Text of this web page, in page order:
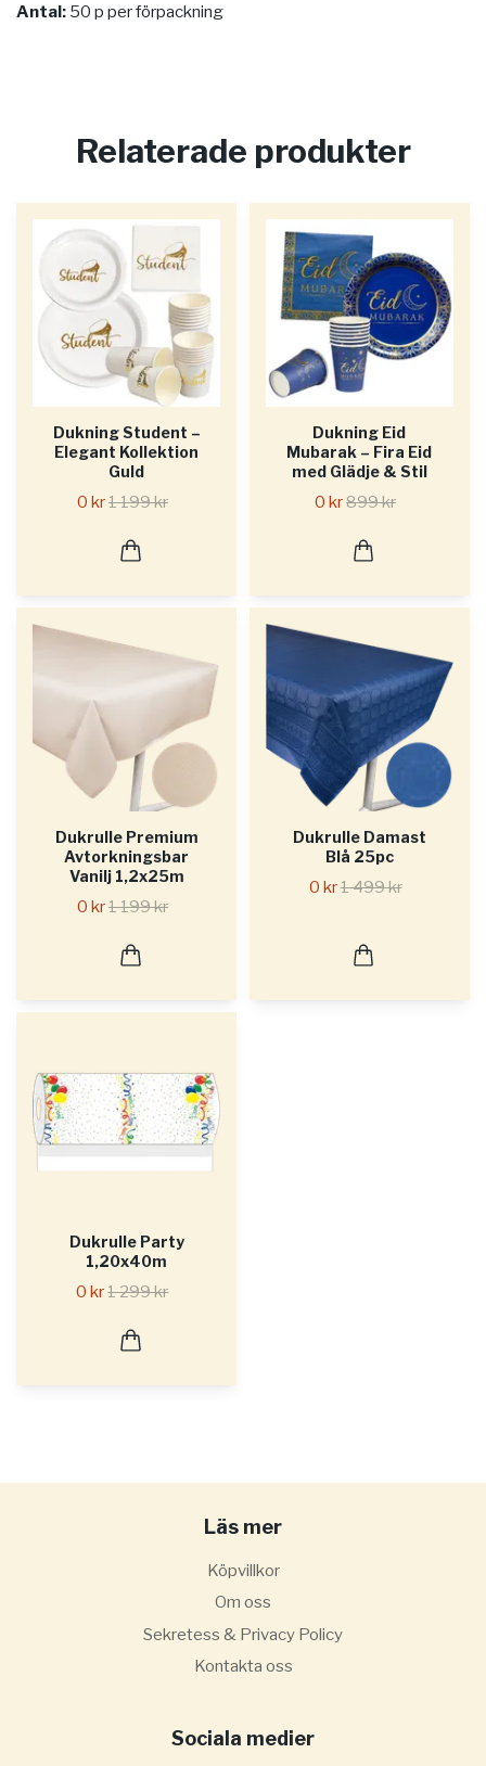
Antal: 50 p per förpackning
Relaterade produkter
Dukning Student –
Elegant Kollektion
Guld
0 kr1 199 kr
Dukning Eid
Mubarak – Fira Eid
med Glädje & Stil
0 kr899 kr
Dukrulle Premium
Avtorkningsbar
Vanilj 1,2x25m
0 kr1 199 kr
Dukrulle Damast
Blå 25pc
0 kr1 499 kr
Dukrulle Party
1,20x40m
0 kr1 299 kr
Läs mer
Köpvillkor
Om oss
Sekretess & Privacy Policy
Kontakta oss
Sociala medier